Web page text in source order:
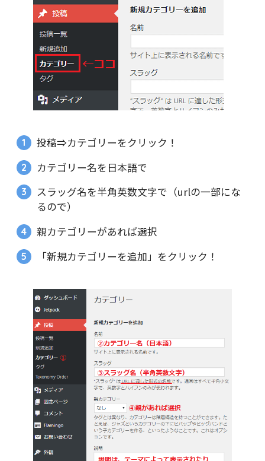
投稿⇒カテゴリーをクリック！
カテゴリー名を日本語で
スラッグ名を半角英数文字で（urlの一部にな
るので）
親カテゴリーがあれば選択
「新規カテゴリーを追加」をクリック！